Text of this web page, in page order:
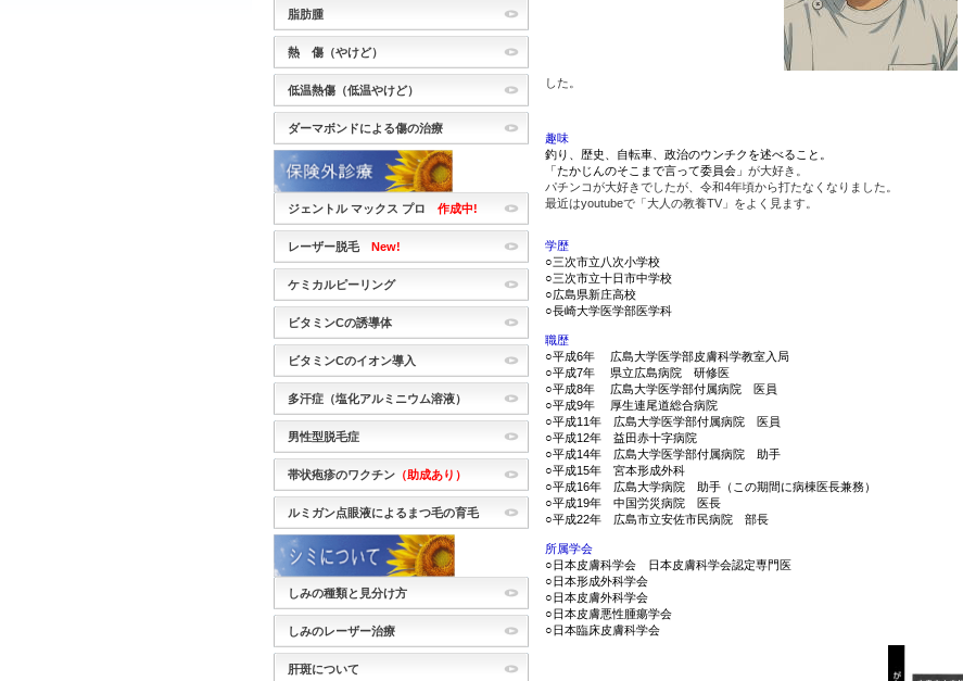
した。
趣味
釣り、歴史、自転車、政治のウンチクを述べること。
「たかじんのそこまで言って委員会」 が大好き。
パチンコが大好きでしたが、令和4年頃から打たなくなりました。
最近はyoutubeで「大人の教養TV」をよく見ます。
学歴
○三次市立八次小学校
○三次市立十日市中学校
○広島県新庄高校
○長崎大学医学部医学科
職歴
○平成6年 広島大学医学部皮膚科学教室入局
○平成7年 県立広島病院 研修医
○平成8年 広島大学医学部付属病院 医員
○平成9年 厚生連尾道総合病院
○平成11年 広島大学医学部付属病院 医員
○平成12年 益田赤十字病院
○平成14年 広島大学医学部付属病院 助手
○平成15年 宮本形成外科
○平成16年 広島大学病院 助手（この期間に病棟医長兼務）
○平成19年 中国労災病院 医長
○平成22年 広島市立安佐市民病院 部長
所属学会
○日本皮膚科学会 日本皮膚科学会認定専門医
○日本形成外科学会
○日本皮膚外科学会
○日本皮膚悪性腫瘍学会
○日本臨床皮膚科学会
脂肪腫
熱 傷（やけど）
低温熱傷（低温やけど）
ダーマボンドによる傷の治療
ジェントル マックス プロ 作成中!
レーザー脱毛New!
ケミカルピーリング
ビタミンCの誘導体
ビタミンCのイオン導入
多汗症（塩化アルミニウム溶液）
男性型脱毛症
帯状疱疹のワクチン （助成あり）
ルミガン点眼液によるまつ毛の育毛
しみの種類と見分け方
しみのレーザー治療
肝斑について